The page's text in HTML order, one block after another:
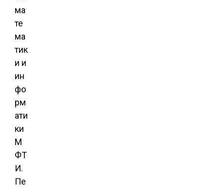
ма
те
ма
тик
и и
ин
фо
рм
ати
ки
М
ФТ
И.
Пе